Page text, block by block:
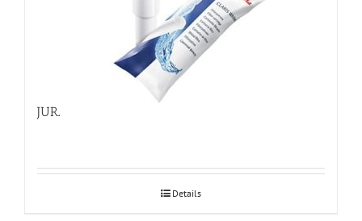
JURA Claris White veefilter 1tk
Details